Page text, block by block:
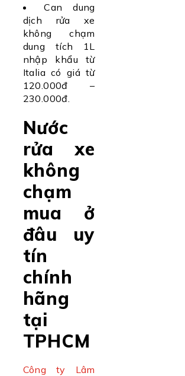
Can dung
dịch rửa xe
không chạm
dung tích 1L
nhập khẩu từ
Italia có giá từ
120.000đ –
230.000đ.
Nước
rửa xe
không
chạm
mua ở
đâu uy
tín
chính
hãng
tại
TPHCM
Công ty Lâm